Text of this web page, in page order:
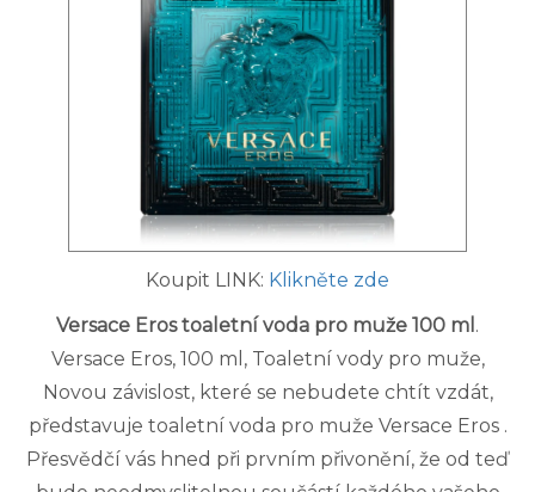
Koupit LINK: Klikněte zde
Versace Eros toaletní voda pro muže 100 ml .
Versace Eros, 100 ml, Toaletní vody pro muže,
Novou závislost, které se nebudete chtít vzdát,
představuje toaletní voda pro muže Versace Eros .
Přesvědčí vás hned při prvním přivonění, že od teď